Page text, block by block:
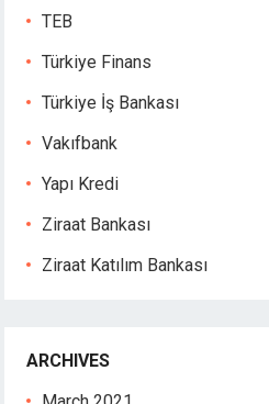
TEB
Türkiye Finans
Türkiye İş Bankası
Vakıfbank
Yapı Kredi
Ziraat Bankası
Ziraat Katılım Bankası
ARCHIVES